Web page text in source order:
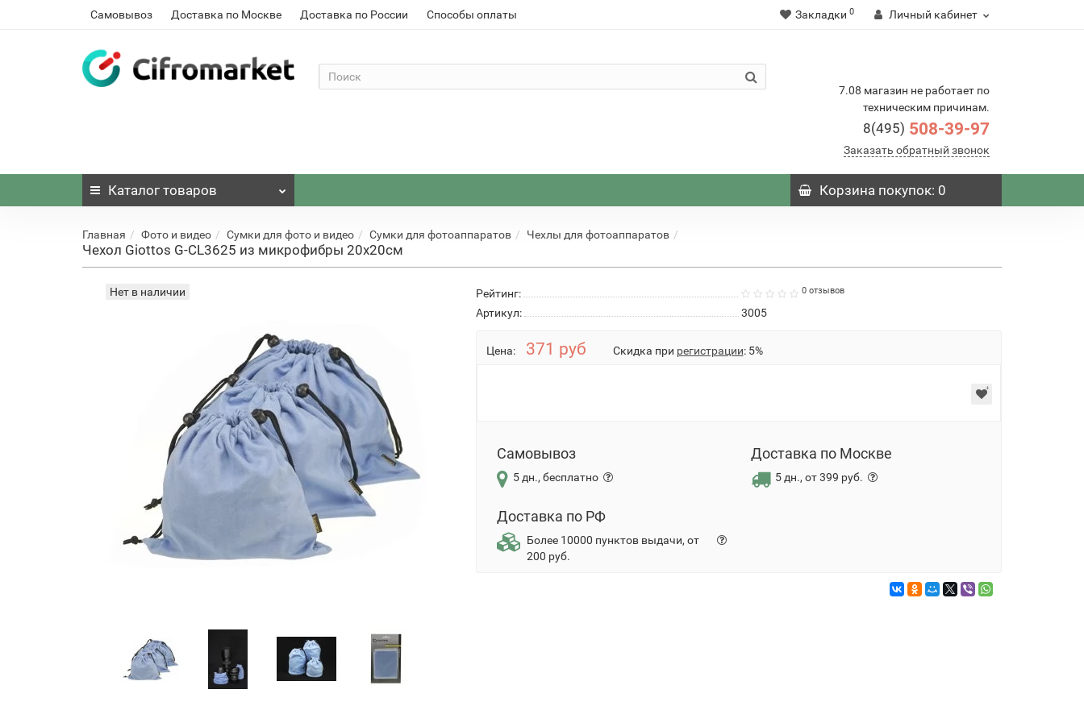
Самовывоз Доставка по Москве Доставка по России Способы оплаты Закладки 0 Личный кабинет
7.08 магазин не работает по
техническим причинам.
8(495) 508-39-97
Заказать обратный звонок
Каталог товаров Корзинапокупок: 0
Главная Фото и видео Сумки для фото и видео Сумки для фотоаппаратов Чехлы для фотоаппаратов
Чехол Giottos G-CL3625 из микрофибры 20х20см
Нет в наличии Рейтинг: 0 отзывов
Артикул: 3005
Цена: 371 руб Скидка при регистрации: 5%
Самовывоз
5 дн., бесплатно
Доставка по Москве
5 дн., от 399 руб.
Доставка по РФ
Более 10000 пунктов выдачи, от
200 руб.